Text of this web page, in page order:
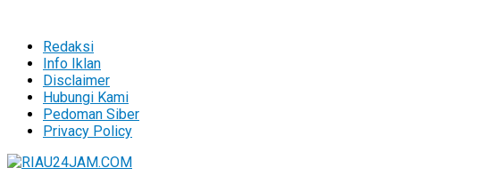
Redaksi
Info Iklan
Disclaimer
Hubungi Kami
Pedoman Siber
Privacy Policy